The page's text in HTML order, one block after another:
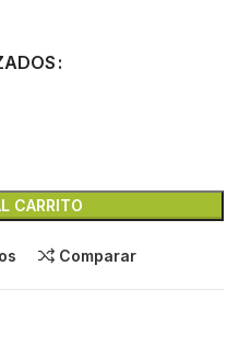
CARRITO
Comparar